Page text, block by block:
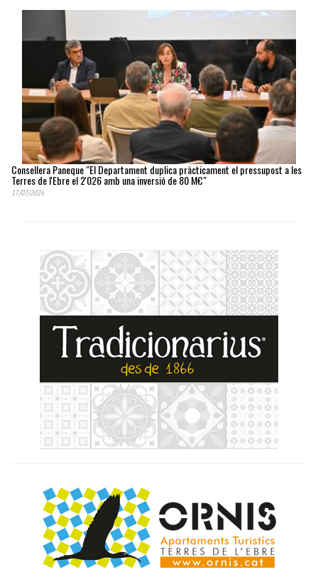
Consellera Paneque "El Departament duplica pràcticament el pressupost a les
Terres de l'Ebre el 2'026 amb una inversió de 80 M€"
17/07/2026